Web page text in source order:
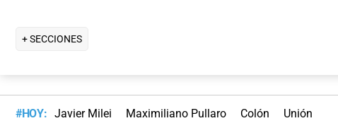
+ SECCIONES
#HOY: Javier Milei Maximiliano Pullaro Colón Unión